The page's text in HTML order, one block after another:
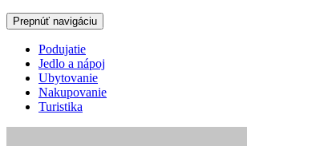
Prepnúť navigáciu
Podujatie
Jedlo a nápoj
Ubytovanie
Nakupovanie
Turistika